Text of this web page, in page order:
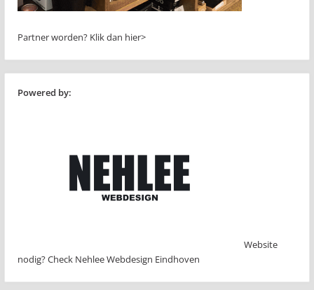
Partner worden? Klik dan hier>
Powered by:
Website
nodig? Check Nehlee Webdesign Eindhoven